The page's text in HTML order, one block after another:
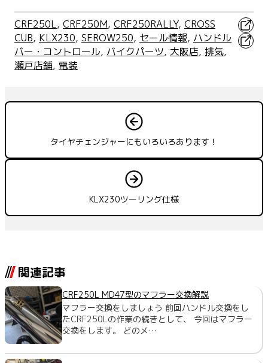
CRF250L, CRF250M, CRF250RALLY, CROSS
CUB, KLX230, SEROW250, セール情報, ハンドル
バー・コントロール, バイクパーツ, 大阪店, 排気
瀬戸店舗, 電装
X
タイヤチェンジャーにもいろいろあります！
KLX230ツーリング仕様
関連記事
CRF250L MD47型のマフラー交換解説
マフラー交換をしましょう 前回ハンドル交換をし
たCRF250Lの作業の続きとして、 今回はマフラー
交換をします。 どのメ…